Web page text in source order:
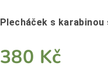
Plecháček s
380 Kč